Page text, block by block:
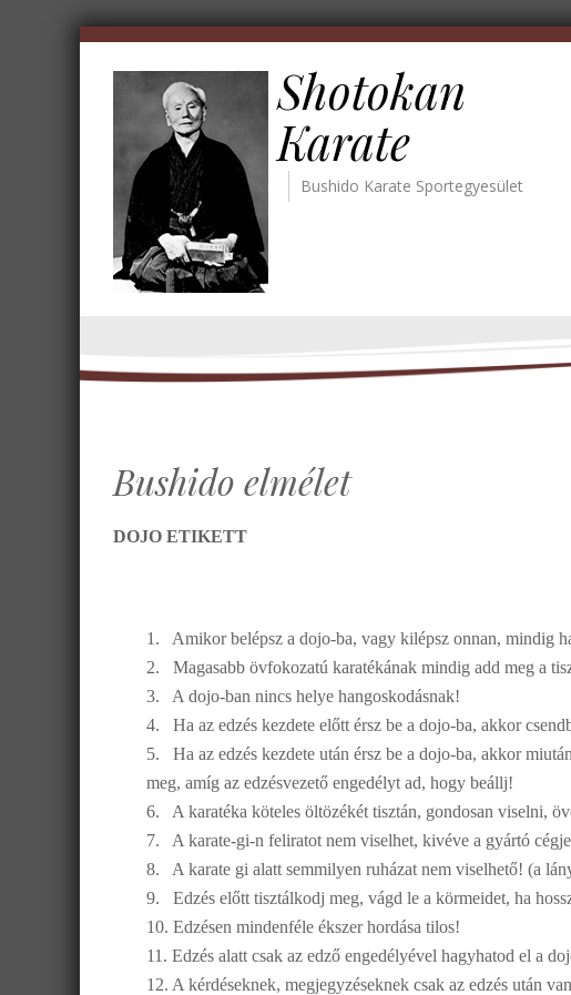
Shotokan
Karate
Bushido Karate Sportegyesület
Bushido elmélet
DOJO ETIKETT
1. Amikor belépsz a dojo-ba, vagy kilépsz onnan, mindig
2. Magasabb övfokozatú karatékának mindig add meg a
3. A dojo-ban nincs helye hangoskodásnak!
4. Ha az edzés kezdete előtt érsz be a dojo-ba, akkor
5. Ha az edzés kezdete után érsz be a dojo-ba, akkor
meg, amíg az edzésvezető engedélyt ad, hogy beállj!
6. A karatéka köteles öltözékét tisztán, gondosan viselni,
7. A karate-gi-n feliratot nem viselhet, kivéve a gyártó
8. A karate gi alatt semmilyen ruházat nem viselhető! (a
9. Edzés előtt tisztálkodj meg, vágd le a körmeidet, ha
10. Edzésen mindenféle ékszer hordása tilos!
11. Edzés alatt csak az edző engedélyével hagyhatod el a
12. A kérdéseknek, megjegyzéseknek csak az edzés után